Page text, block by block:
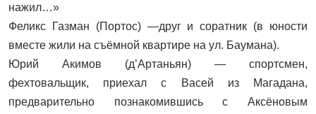
нажил…»
Феликс Газман (Портос) —друг и соратник (в юности
вместе жили на съёмной квартире на ул. Баумана).
Юрий Акимов (д’Артаньян) — спортсмен,
фехтовальщик, приехал с Васей из Магадана,
предварительно познакомившись с Аксёновым